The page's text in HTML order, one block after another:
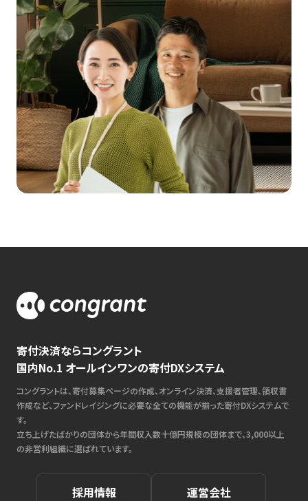
寄付決済ならコングラント
国内No.1 オールインワンの寄付DXシステム
コングラントは、寄付募集ページの作成、オンライン決済、支援者管理、領収書
作成など、ファンドレイジングに必要な全ての機能が揃った寄付DXシステムで
す。
立ち上げたばかりの団体から年間収入数十億円規模の団体まで、3,000以上
の非営利組織に選ばれています。
採用情報 運営会社